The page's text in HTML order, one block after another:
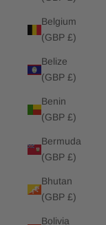
Belgium
(GBP £)
Belize
(GBP £)
Benin
(GBP £)
Bermuda
(GBP £)
Bhutan
(GBP £)
Bolivia